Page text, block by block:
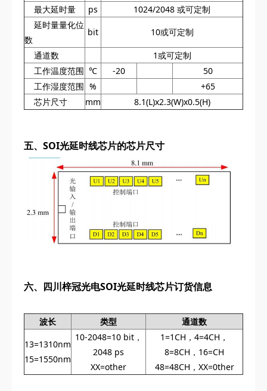
最大延时量
ps
1024/2048 或可定制
延时量量化位
数
bit 10或可定制
通道数
1或可定制
工作温度范围 ℃ -20
50
工作湿度范围 %
+65
芯片尺寸
mm 8.1(L)x2.3(W)x0.5(H)
五、SOI光延时线芯片的芯片尺寸
六、 四川梓冠光电SOI光延时线芯片订货信息
波长 类型
通道数
13=1310nm
15=1550nm
10-2048=10 bit，
2048 ps
XX=other
1=1CH，4=4CH，
8=8CH，16=CH
48=48CH，XX=0ther